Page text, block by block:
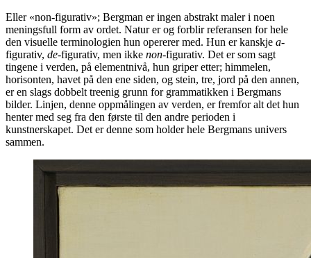
Eller «non-figurativ»; Bergman er ingen abstrakt maler i noen
meningsfull form av ordet. Natur er og forblir referansen for hele
den visuelle terminologien hun opererer med. Hun er kanskje a-
figurativ, de-figurativ, men ikke non-figurativ. Det er som sagt
tingene i verden, på elementnivå, hun griper etter; himmelen,
horisonten, havet på den ene siden, og stein, tre, jord på den annen,
er en slags dobbelt treenig grunn for grammatikken i Bergmans
bilder. Linjen, denne oppmålingen av verden, er fremfor alt det hun
henter med seg fra den første til den andre perioden i
kunstnerskapet. Det er denne som holder hele Bergmans univers
sammen.